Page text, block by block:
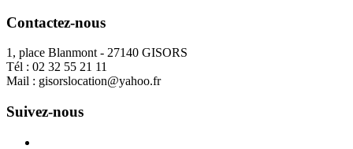
Contactez-nous
1, place Blanmont - 27140 GISORS
Tél : 02 32 55 21 11
Mail : gisorslocation@yahoo.fr
Suivez-nous